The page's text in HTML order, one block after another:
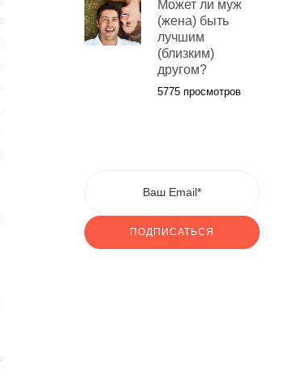
Может ли муж
(жена) быть
лучшим
(близким)
другом?
5775 просмотров
ПОДПИСАТЬСЯ